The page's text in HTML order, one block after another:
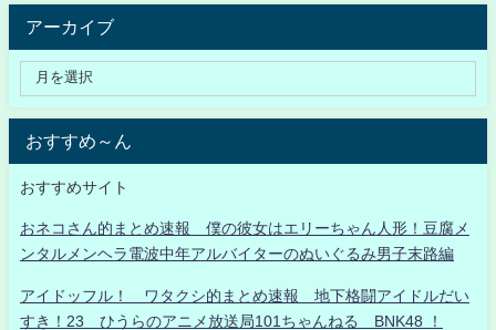
アーカイブ
おすすめ～ん
おすすめサイト
おネコさん的まとめ速報 僕の彼女はエリーちゃん人形！豆腐メ
ンタルメンヘラ電波中年アルバイターのぬいぐるみ男子末路編
アイドッフル！ ワタクシ的まとめ速報 地下格闘アイドルだい
すき！23 ひうらのアニメ放送局101ちゃんねる BNK48 ！